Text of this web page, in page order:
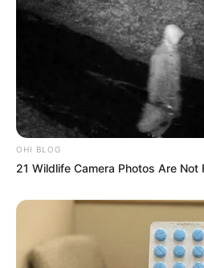
OHI BLOG
21 Wildlife Camera Photos Are Not